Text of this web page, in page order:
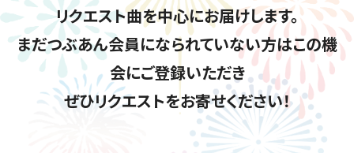
リクエスト曲を中心にお届けします。
まだつぶあん会員になられていない方はこの機
会にご登録いただき
ぜひリクエストをお寄せください！